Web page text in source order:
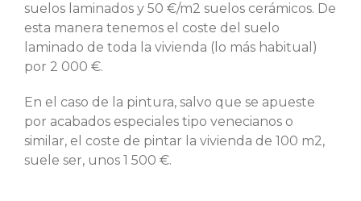
suelos laminados y 50 €/m2 suelos cerámicos. De
esta manera tenemos el coste del suelo
laminado de toda la vivienda (lo más habitual)
por 2 000 €.
En el caso de la pintura, salvo que se apueste
por acabados especiales tipo venecianos o
similar, el coste de pintar la vivienda de 100 m2,
suele ser, unos 1 500 €.